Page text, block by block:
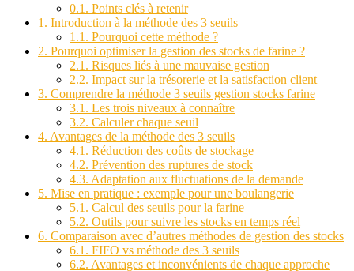
0.1. Points clés à retenir
1. Introduction à la méthode des 3 seuils
1.1. Pourquoi cette méthode ?
2. Pourquoi optimiser la gestion des stocks de farine ?
2.1. Risques liés à une mauvaise gestion
2.2. Impact sur la trésorerie et la satisfaction client
3. Comprendre la méthode 3 seuils gestion stocks farine
3.1. Les trois niveaux à connaître
3.2. Calculer chaque seuil
4. Avantages de la méthode des 3 seuils
4.1. Réduction des coûts de stockage
4.2. Prévention des ruptures de stock
4.3. Adaptation aux fluctuations de la demande
5. Mise en pratique : exemple pour une boulangerie
5.1. Calcul des seuils pour la farine
5.2. Outils pour suivre les stocks en temps réel
6. Comparaison avec d’autres méthodes de gestion des stocks
6.1. FIFO vs méthode des 3 seuils
6.2. Avantages et inconvénients de chaque approche